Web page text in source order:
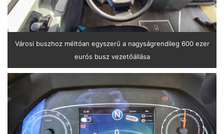
Városi buszhoz méltóan egyszerű a nagyságrendileg 600 ezer
eurós busz vezetőállása